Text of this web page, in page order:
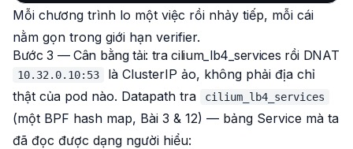
Mỗi chương trình lo một việc rồi nhảy tiếp, mỗi cái
nằm gọn trong giới hạn verifier.
Bước 3 — Cân bằng tải: tra cilium_lb4_services rồi DNAT
10.32.0.10:53
là ClusterIP ảo, không phải địa chỉ
thật của pod nào. Datapath tra
cilium_lb4_services
(một BPF hash map, Bài 3 & 12) — bảng Service mà ta
đã đọc được dạng người hiểu: